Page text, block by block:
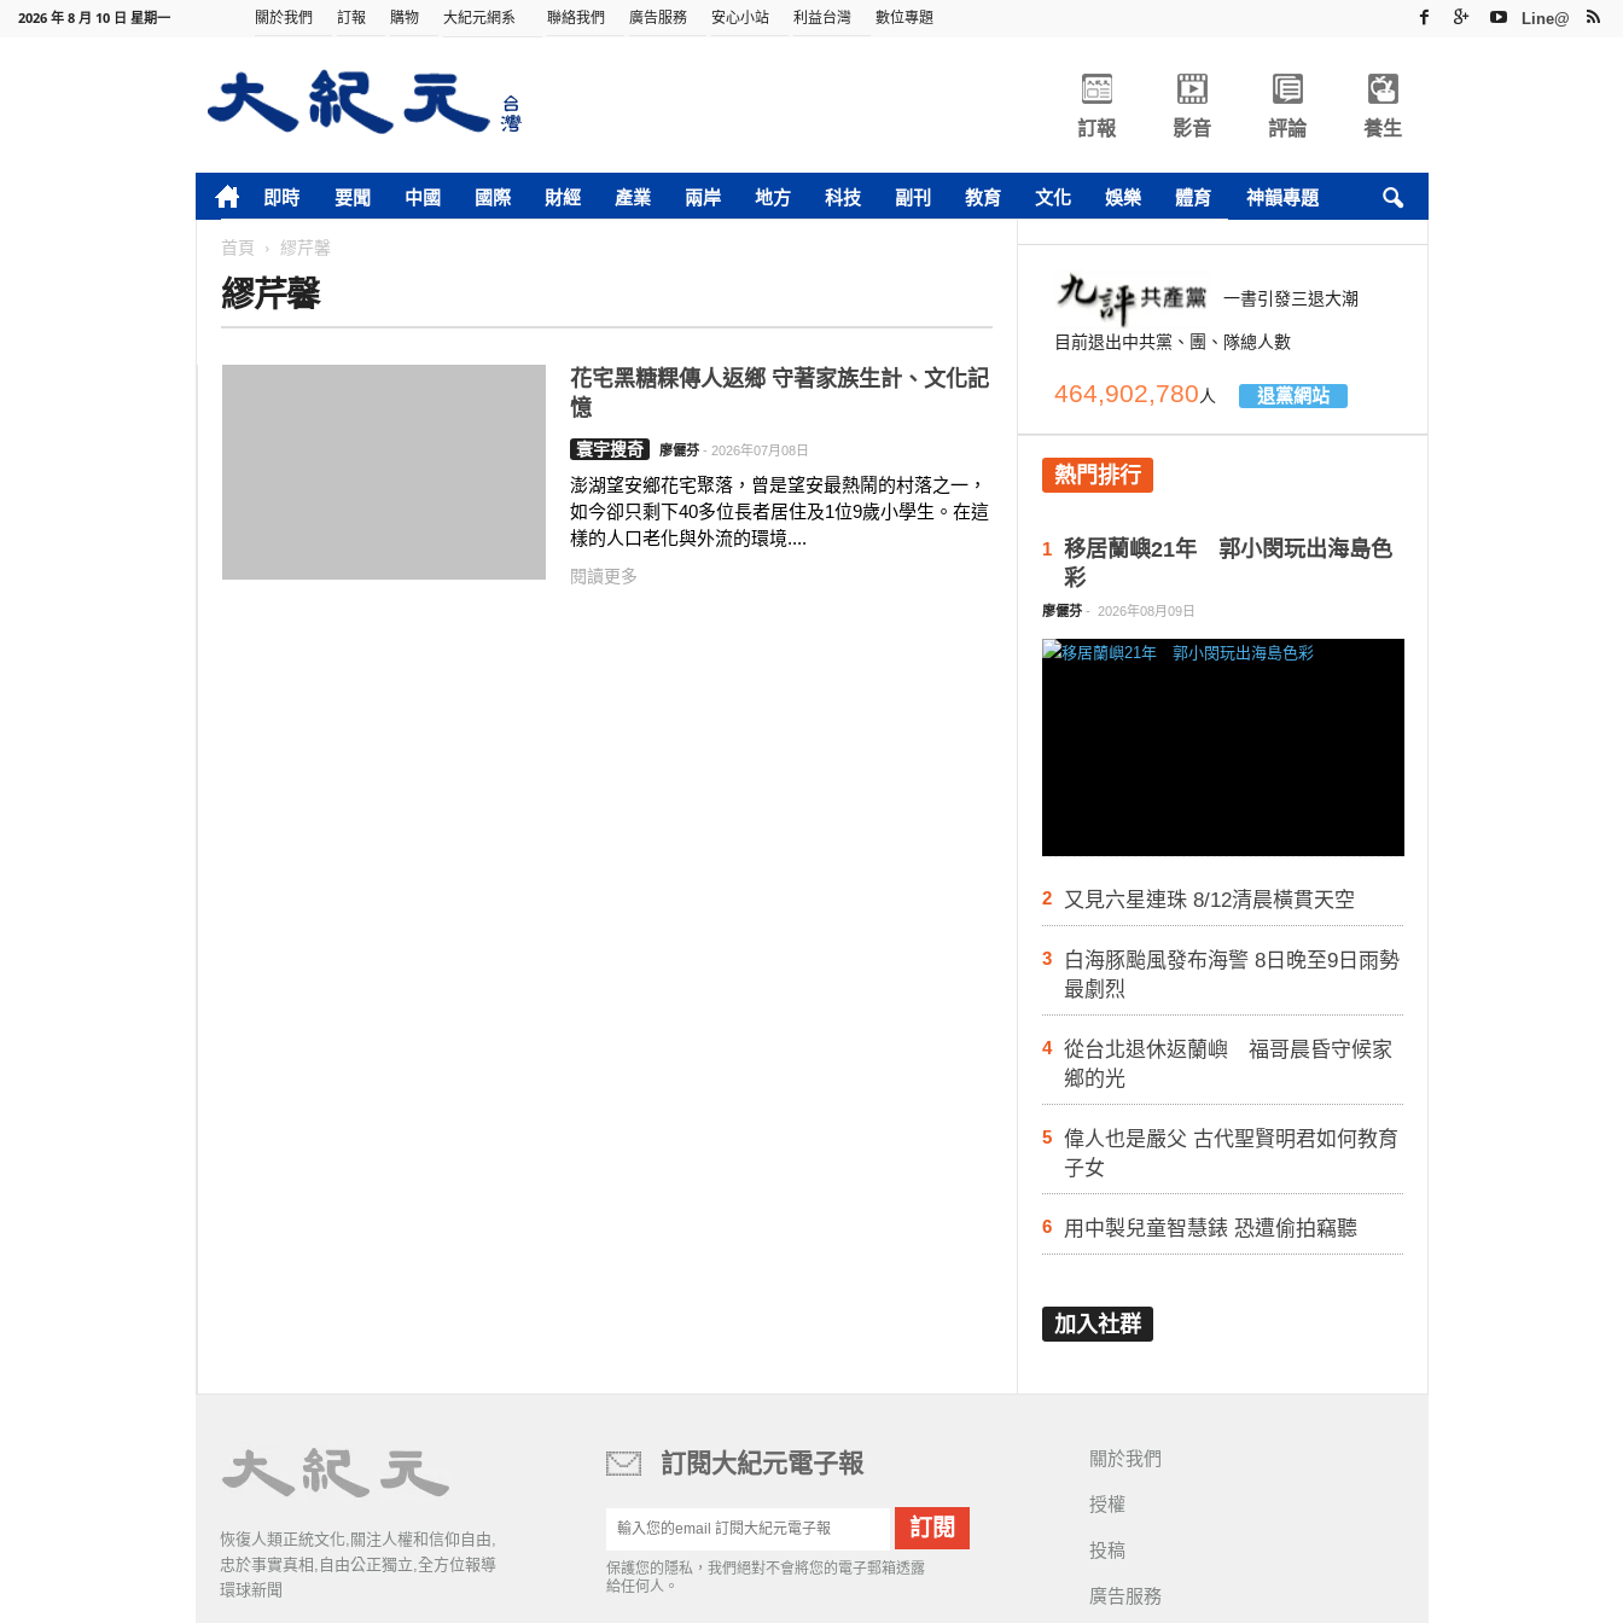
2026 年 8 月 10 日 星期一 關於我們 訂報 購物 大紀元網系 聯絡我們 廣告服務 安心小站 利益台灣 數位專題 Line@
訂報 影音 評論 養生
即時 要聞 中國 國際 財經 產業 兩岸 地方 科技 副刊 教育 文化 娛樂 體育 神韻專題
首頁 繆芹馨
繆芹馨
花宅黑糖粿傳人返鄉 守著家族生計、文化記
憶
寰宇搜奇 廖儷芬 - 2026年07月08日
澎湖望安鄉花宅聚落，曾是望安最熱鬧的村落之一，
如今卻只剩下40多位長者居住及1位9歲小學生。在這
樣的人口老化與外流的環境....
閱讀更多
一書引發三退大潮
目前退出中共黨、團、隊總人數
464,902,780人 退黨網站
熱門排行
1
移居蘭嶼21年 郭小閔玩出海島色
彩
廖儷芬 - 2026年08月09日
2 又見六星連珠 8/12清晨橫貫天空
3
白海豚颱風發布海警 8日晚至9日雨勢
最劇烈
4
從台北退休返蘭嶼 福哥晨昏守候家
鄉的光
5
偉人也是嚴父 古代聖賢明君如何教育
子女
6 用中製兒童智慧錶 恐遭偷拍竊聽
加入社群
恢復人類正統文化,關注人權和信仰自由,
忠於事實真相,自由公正獨立,全方位報導
環球新聞
訂閱大紀元電子報
保護您的隱私，我們絕對不會將您的電子郵箱透露
給任何人。
關於我們
授權
投稿
廣告服務